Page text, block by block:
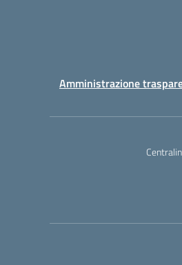
Amministrazione